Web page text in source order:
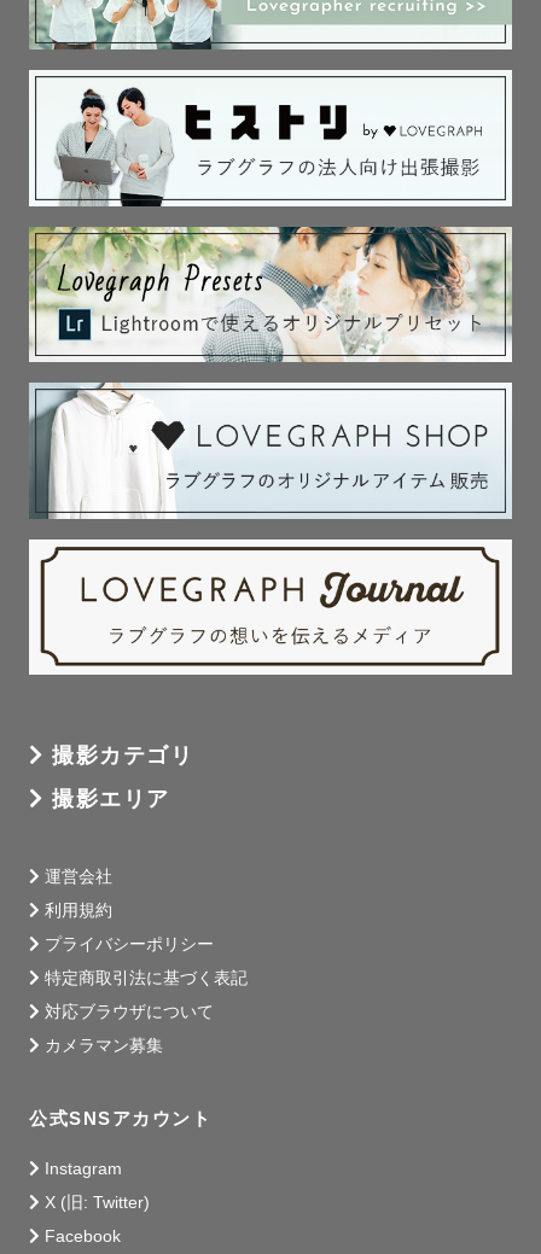
撮影カテゴリ
撮影エリア
運営会社
利用規約
プライバシーポリシー
特定商取引法に基づく表記
対応ブラウザについて
カメラマン募集
公式SNSアカウント
Instagram
X (旧: Twitter)
Facebook